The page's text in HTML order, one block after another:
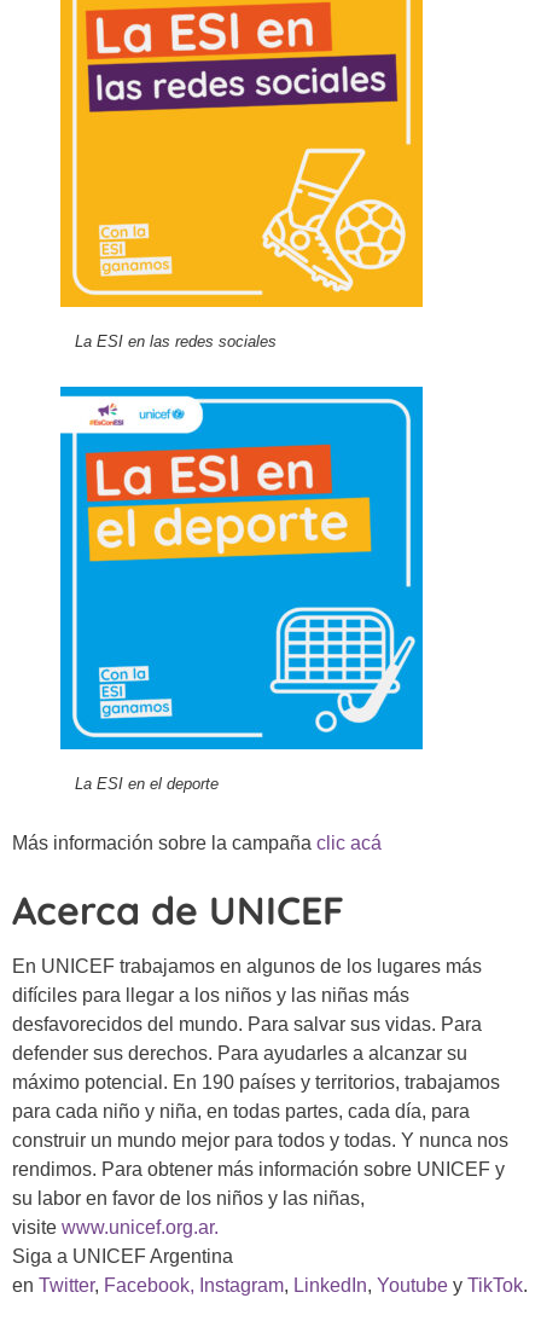
La ESI en las redes sociales
La ESI en el deporte
Más información sobre la campaña clic acá
Acerca de UNICEF
En UNICEF trabajamos en algunos de los lugares más
difíciles para llegar a los niños y las niñas más
desfavorecidos del mundo. Para salvar sus vidas. Para
defender sus derechos. Para ayudarles a alcanzar su
máximo potencial. En 190 países y territorios, trabajamos
para cada niño y niña, en todas partes, cada día, para
construir un mundo mejor para todos y todas. Y nunca nos
rendimos. Para obtener más información sobre UNICEF y
su labor en favor de los niños y las niñas,
visite www.unicef.org.ar.
Siga a UNICEF Argentina
en Twitter, Facebook, Instagram, LinkedIn, Youtube y TikTok.